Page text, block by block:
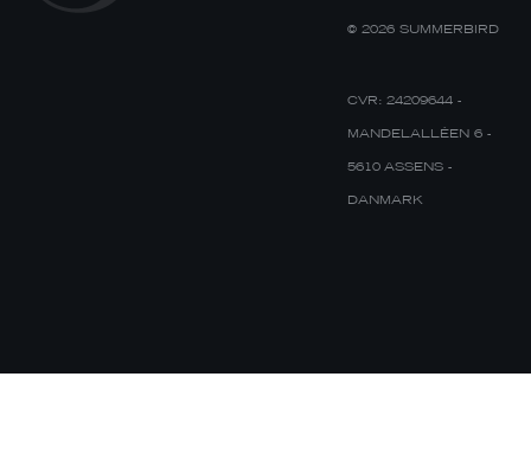
© 2026 SUMMERBIRD
CVR: 24209644 -
MANDELALLÉEN 6 -
5610 ASSENS -
DANMARK